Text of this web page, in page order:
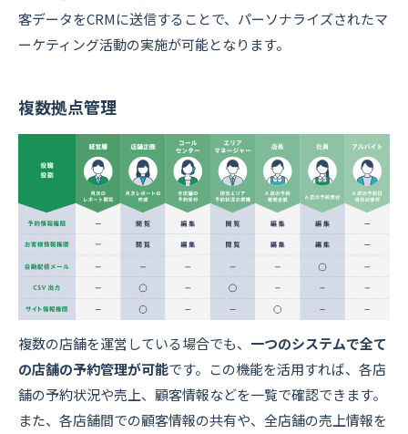
客データをCRMに送信することで、パーソナライズされたマ
ーケティング活動の実施が可能となります。
複数拠点管理
複数の店舗を運営している場合でも、 一つのシステムで全て
の店舗の予約管理が可能です。この機能を活用すれば、各店
舗の予約状況や売上、顧客情報などを一覧で確認できます。
また、各店舗間での顧客情報の共有や、全店舗の売上情報を